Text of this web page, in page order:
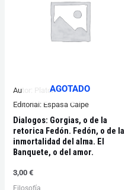
AGOTADO
Autor:
Platon
Editorial: Espasa Calpe
Dialogos: Gorgias, o de la
retorica Fedón. Fedón, o de la
inmortalidad del alma. El
Banquete, o del amor.
3,00€
Filosofía